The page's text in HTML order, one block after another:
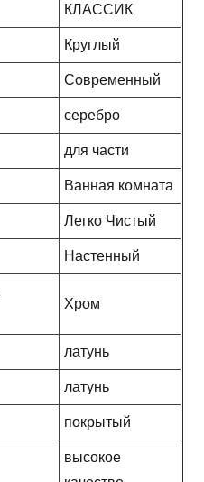
КЛАССИК
Круглый
Современный
серебро
для части
Ванная комната
Легко Чистый
Настенный
Хром
латунь
латунь
покрытый
высокое